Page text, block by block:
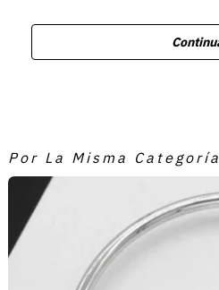
Por La Misma Categoría